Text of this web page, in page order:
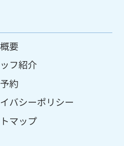
要
フ紹介
約
バシーポリシー
マップ